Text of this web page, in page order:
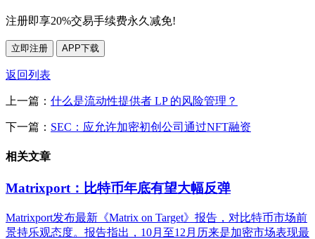
注册即享20%交易手续费永久减免!
立即注册 APP下载
返回列表
上一篇： 什么是流动性提供者 LP 的风险管理？
下一篇： SEC：应允许加密初创公司通过NFT融资
相关文章
Matrixport：比特币年底有望大幅反弹
Matrixport发布最新《Matrix on Target》报告，对比特币市场前
景持乐观态度。报告指出，10月至12月历来是加密市场表现最